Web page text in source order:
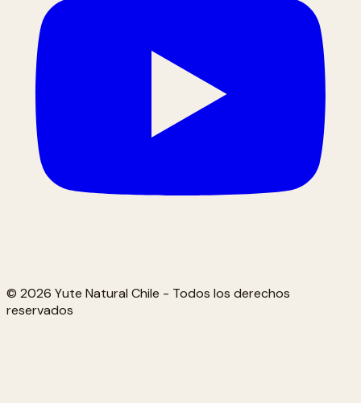
© 2026 Yute Natural Chile - Todos los derechos
reservados